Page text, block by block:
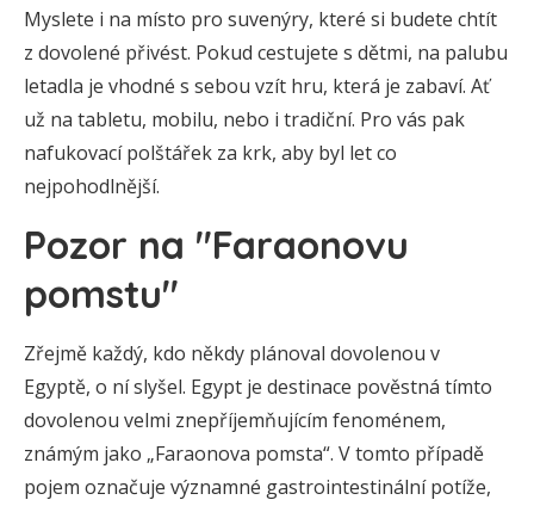
Myslete i na místo pro suvenýry, které si budete chtít
z dovolené přivést. Pokud cestujete s dětmi, na palubu
letadla je vhodné s sebou vzít hru, která je zabaví. Ať
už na tabletu, mobilu, nebo i tradiční. Pro vás pak
nafukovací polštářek za krk, aby byl let co
nejpohodlnější.
Pozor na "Faraonovu
pomstu"
Zřejmě každý, kdo někdy plánoval dovolenou v
Egyptě, o ní slyšel. Egypt je destinace pověstná tímto
dovolenou velmi znepříjemňujícím fenoménem,
známým jako „Faraonova pomsta“. V tomto případě
pojem označuje významné gastrointestinální potíže,